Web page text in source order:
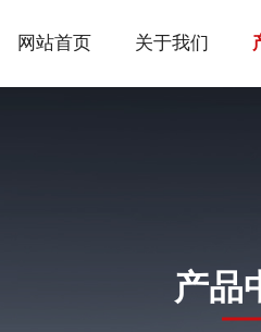
网站首页 关于我们
产品